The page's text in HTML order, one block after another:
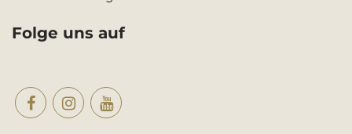
Folge uns auf